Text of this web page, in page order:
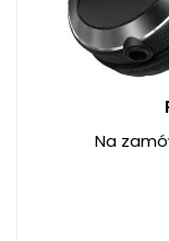
Na